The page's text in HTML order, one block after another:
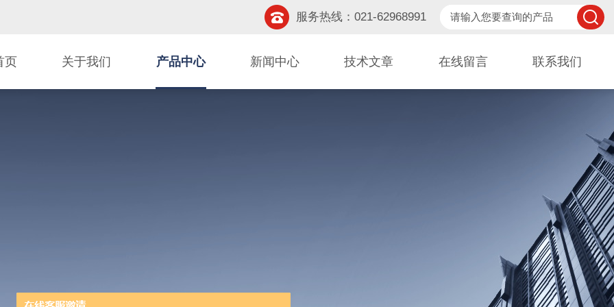
服务热线：021-62968991
页 关于我们 产品中心 新闻中心 技术文章 在线留言 联系我们